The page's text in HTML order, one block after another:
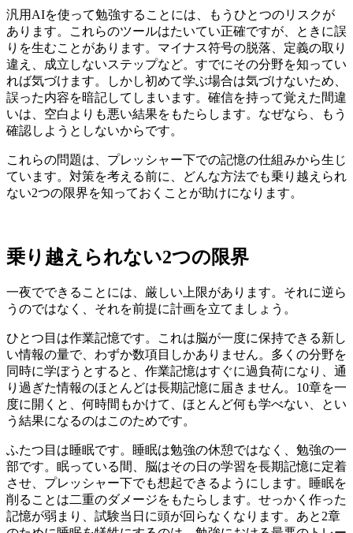
汎用AIを使って勉強することには、もうひとつのリスクが
あります。これらのツールはたいてい正確ですが、ときに誤
りを生むことがあります。マイナス符号の脱落、定義の取り
違え、成立しないステップなど。すでにその分野を知ってい
れば気づけます。しかし初めて学ぶ場合は気づけないため、
誤った内容を暗記してしまいます。確信を持って覚えた間違
いは、空白よりも悪い結果をもたらします。なぜなら、もう
確認しようとしないからです。
これらの問題は、プレッシャー下での記憶の仕組みから生じ
ています。対策を考える前に、どんな方法でも乗り越えられ
ない2つの限界を知っておくことが助けになります。
乗り越えられない2つの限界
一夜でできることには、厳しい上限があります。それに逆ら
うのではなく、それを前提に計画を立てましょう。
ひとつ目は作業記憶です。これは脳が一度に保持できる新し
い情報の量で、わずか数項目しかありません。多くの分野を
同時に学ぼうとすると、作業記憶はすぐに過負荷になり、通
り過ぎた情報のほとんどは長期記憶に届きません。10章を一
度に開くと、何時間もかけて、ほとんど何も学べない、とい
う結果になるのはこのためです。
ふたつ目は睡眠です。睡眠は勉強の休憩ではなく、勉強の一
部です。眠っている間、脳はその日の学習を長期記憶に定着
させ、プレッシャー下でも想起できるようにします。睡眠を
削ることは二重のダメージをもたらします。せっかく作った
記憶が弱まり、試験当日に頭が回らなくなります。あと2章